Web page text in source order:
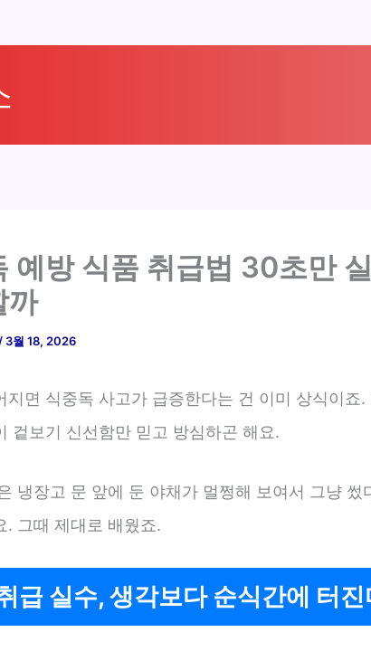
예방 식품 취급법 30초만
까
3월 18, 2026
지면 식중독 사고가 급증한다는 건 이미 상식이죠.
겉보기 신선함만 믿고 방심하곤 해요.
냉장고 문 앞에 둔 야채가 멀쩡해 보여서 그냥 썼
. 그때 제대로 배웠죠.
급 실수, 생각보다 순식간에 터진